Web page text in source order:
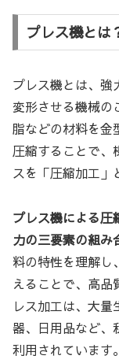
プレス機とは
プレス機とは、強
変形させる機械の
脂などの材料を金
圧縮することで、
スを「圧縮加工」
プレス機による圧
力の三要素の組み
料の特性を理解し
えることで、高品
レス加工は、大
器、日用品など、
利用されています。